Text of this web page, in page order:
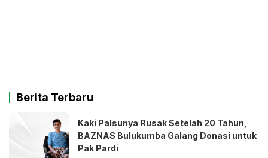
Berita Terbaru
Kaki Palsunya Rusak Setelah 20 Tahun,
BAZNAS Bulukumba Galang Donasi untuk
Pak Pardi